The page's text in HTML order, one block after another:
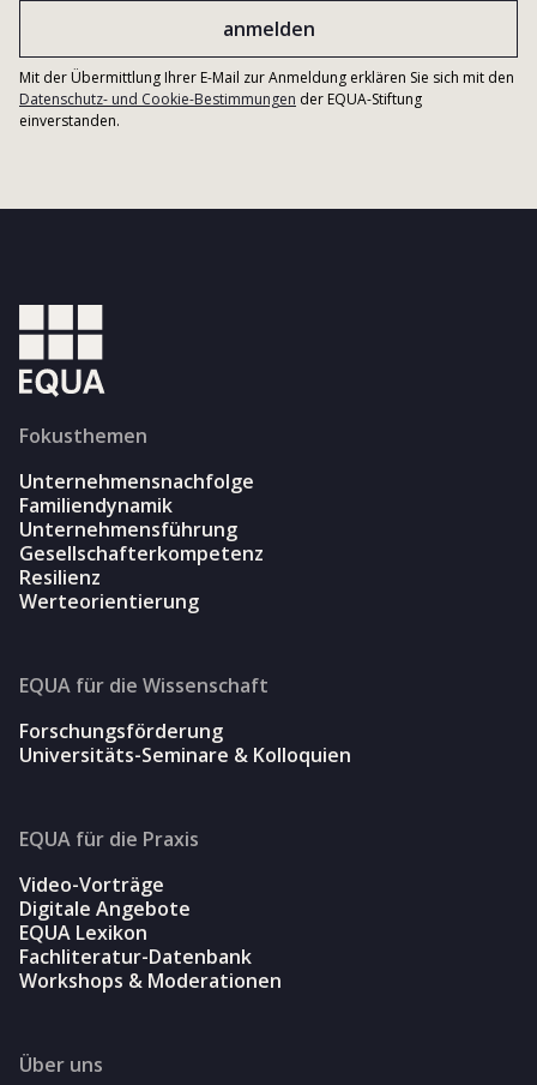
Mit der Übermittlung Ihrer E-Mail zur Anmeldung erklären Sie sich mit den
Datenschutz- und Cookie-Bestimmungen der EQUA-Stiftung
einverstanden.
Fokusthemen
Unternehmensnachfolge
Familiendynamik
Unternehmensführung
Gesellschafterkompetenz
Resilienz
Werteorientierung
EQUA für die Wissenschaft
Forschungsförderung
Universitäts-Seminare & Kolloquien
EQUA für die Praxis
Video-Vorträge
Digitale Angebote
EQUA Lexikon
Fachliteratur-Datenbank
Workshops & Moderationen
Über uns